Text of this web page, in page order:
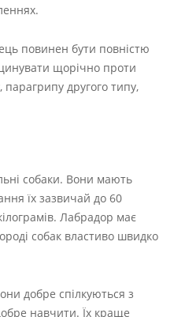
повинен бути повністю
щорічно проти
парагрипу другого типу,
собаки. Вони мають
їх зазвичай до 60
Лабрадор має
собак властиво швидко
добре спілкуються з
навчити. Їх краще